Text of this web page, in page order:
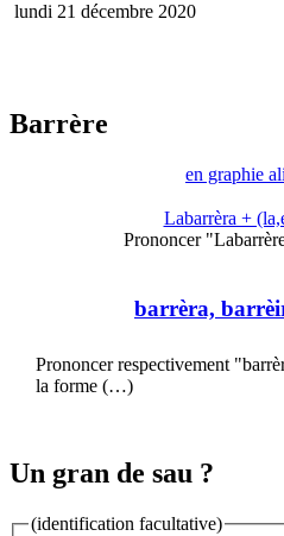
lundi 21 décembre 2020
Barrère
en graphie
Labarrèra +
Prononcer
barrèra,
Prononcer respectivement
la forme (…)
Un gran de sau ?
(identification facultative)